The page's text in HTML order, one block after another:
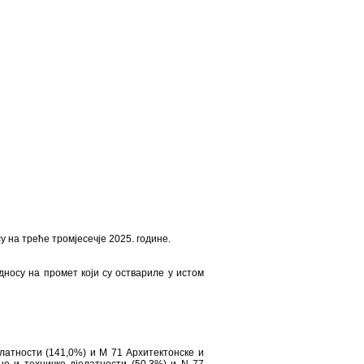
на треће тромјесечје 2025. године.
на промет који су оствариле у истом
(141,0%) и M 71 Архитектонске и